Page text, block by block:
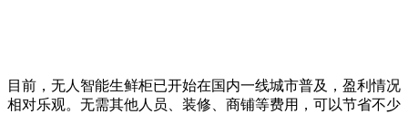
目前，无人智能生鲜柜已开始在国内一线城市普及，盈利情况
相对乐观。无需其他人员、装修、商铺等费用，可以节省不少